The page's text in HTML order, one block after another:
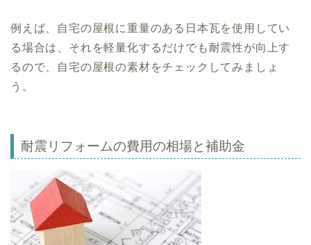
例えば、自宅の屋根に重量のある日本瓦を使用してい
る場合は、それを軽量化するだけでも耐震性が向上す
るので、自宅の屋根の素材をチェックしてみましょ
う。
耐震リフォームの費用の相場と補助金